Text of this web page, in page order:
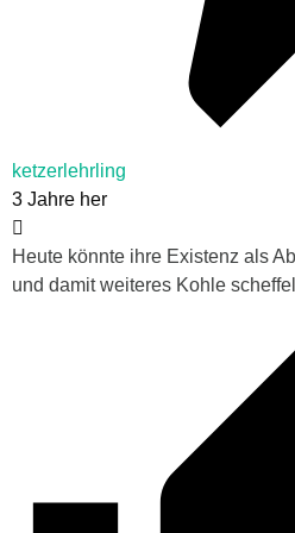
ketzerlehrling
3 Jahre her
Heute könnte ihre Existenz als
und damit weiteres Kohle